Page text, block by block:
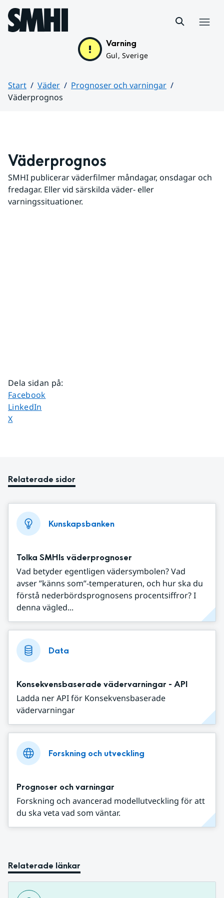
Hoppa till sidans innehåll
Varning
Gul, Sverige
Start Väder
Prognoser och varningar
Väderprognos
Väderprognos
SMHI publicerar väderfilmer måndagar, onsdagar och
fredagar. Eller vid särskilda väder- eller
varningssituationer.
Dela sidan på:
Dela sidan på
Facebook
Dela sidan på
LinkedIn
Dela sidan på
X
Relaterade sidor
Kunskapsbanken
Tolka SMHIs väderprognoser
Vad betyder egentligen vädersymbolen? Vad
avser ”känns som”-temperaturen, och hur ska du
förstå nederbördsprognosens procentsiffror? I
denna vägled...
Data
Konsekvensbaserade vädervarningar - API
Ladda ner API för Konsekvensbaserade
vädervarningar
Forskning och utveckling
Prognoser och varningar
Forskning och avancerad modellutveckling för att
du ska veta vad som väntar.
Relaterade länkar